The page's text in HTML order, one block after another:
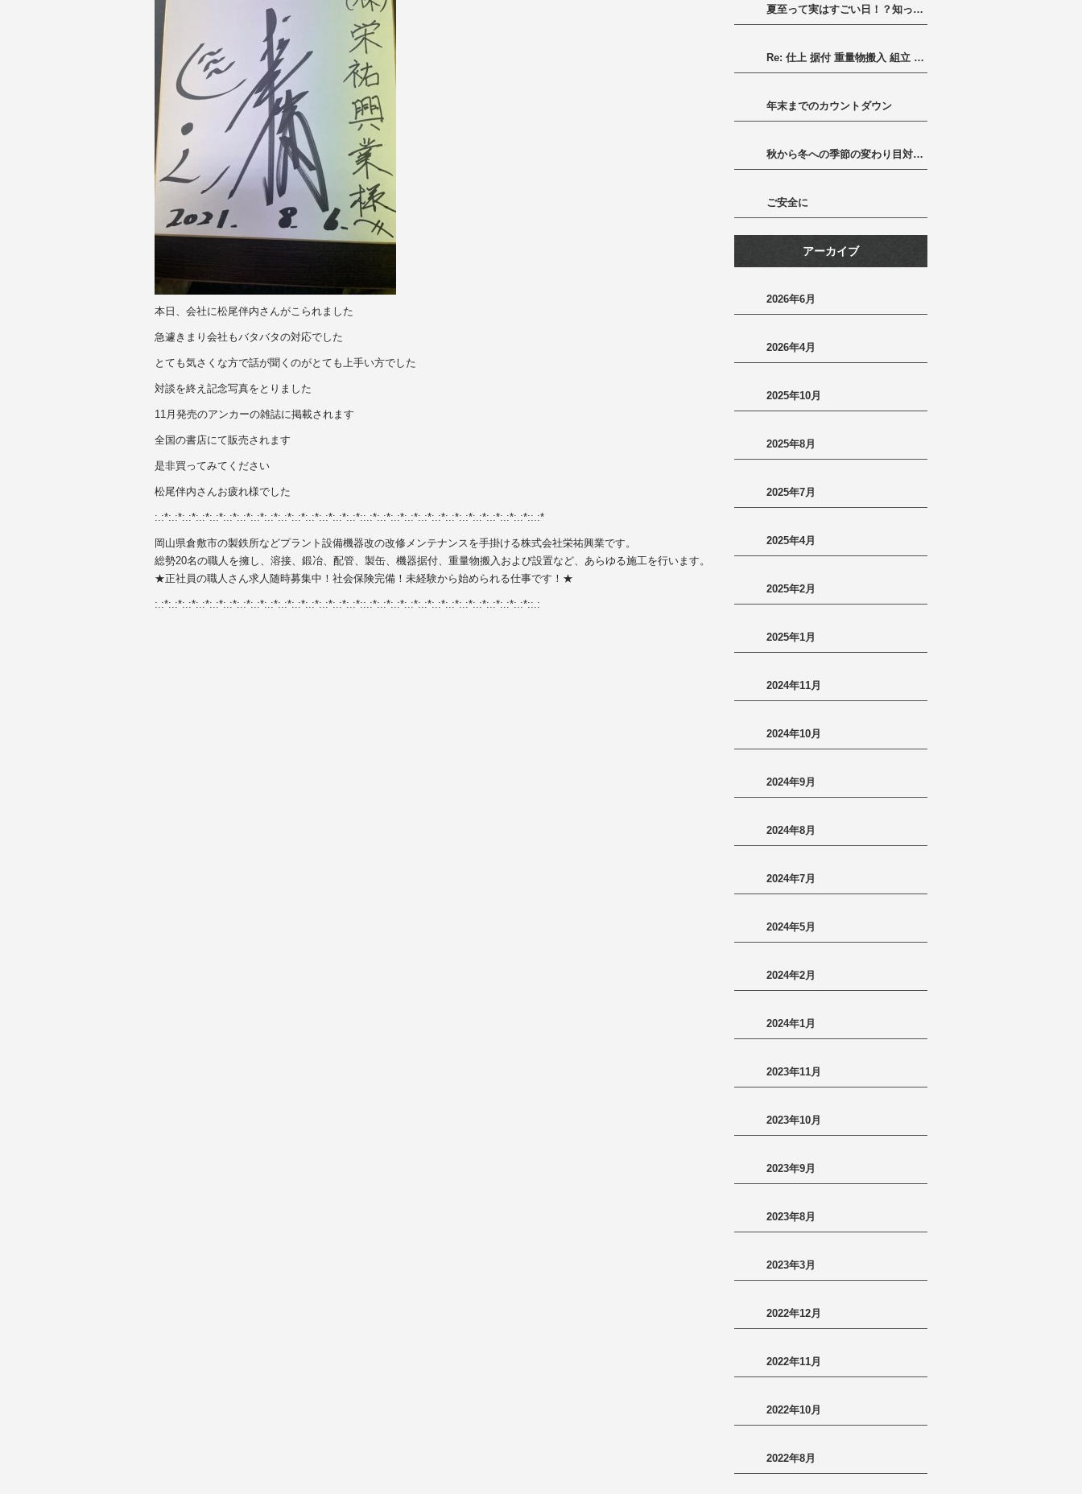
本日、会社に松尾伴内さんがこられました
急遽きまり会社もバタバタの対応でした
とても気さくな方で話が聞くのがとても上手い方でした
対談を終え記念写真をとりました
11月発売のアンカーの雑誌に掲載されます
全国の書店にて販売されます
是非買ってみてください
松尾伴内さんお疲れ様でした
:.:*:.:*:.:*:.:*:.:*:.:*:.:*:.:*:.:*:.:*:.:*:.:*:.:*:.:*:.:*::.:*:.:*:.:*:.:*:.:*:.:*:.:*:.:*:.:*:.:*:.:*:.:*::.:*
岡山県倉敷市の製鉄所などプラント設備機器改の改修メンテナンスを手掛ける株式会社栄祐興業です。
総勢20名の職人を擁し、溶接、鍛冶、配管、製缶、機器据付、重量物搬入および設置など、あらゆる施工を行います。
★正社員の職人さん求人随時募集中！社会保険完備！未経験から始められる仕事です！★
:.:*:.:*:.:*:.:*:.:*:.:*:.:*:.:*:.:*:.:*:.:*:.:*:.:*:.:*:.:*::.:*:.:*:.:*:.:*:.:*:.:*:.:*:.:*:.:*:.:*:.:*:.:*::.:
夏至って実はすごい日！？知って得する豆知識と長い一日の楽しみ方
Re: 仕上 据付 重量物搬入 組立 一式
年末までのカウントダウン
秋から冬への季節の変わり目対策～健康に冬を迎えるために～
ご安全に
アーカイブ
2026年6月
2026年4月
2025年10月
2025年8月
2025年7月
2025年4月
2025年2月
2025年1月
2024年11月
2024年10月
2024年9月
2024年8月
2024年7月
2024年5月
2024年2月
2024年1月
2023年11月
2023年10月
2023年9月
2023年8月
2023年3月
2022年12月
2022年11月
2022年10月
2022年8月